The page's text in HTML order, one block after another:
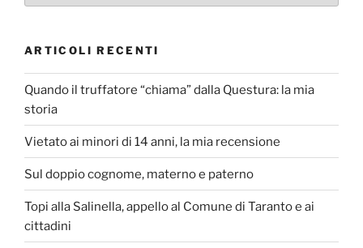
ARTICOLI RECENTI
Quando il truffatore “chiama” dalla Questura: la mia
storia
Vietato ai minori di 14 anni, la mia recensione
Sul doppio cognome, materno e paterno
Topi alla Salinella, appello al Comune di Taranto e ai
cittadini